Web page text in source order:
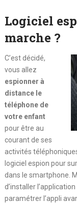
Logiciel
marche ?
C’est décidé,
vous allez
espionner à
distance le
téléphone de
votre enfant
pour être au
courant de ses
activités
logiciel espion pour
dans le smartphone.
d’installer
paramétrer l’appli